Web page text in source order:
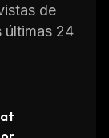
de
últimas 24